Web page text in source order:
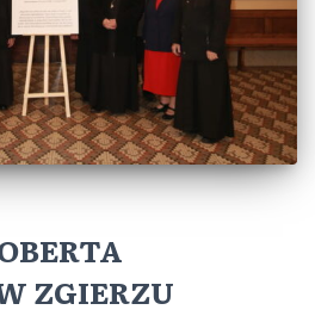
ZGIERZU